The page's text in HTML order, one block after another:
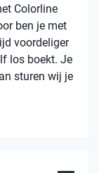
Colorline
ben je met
voordeliger
los boekt. Je
sturen wij je